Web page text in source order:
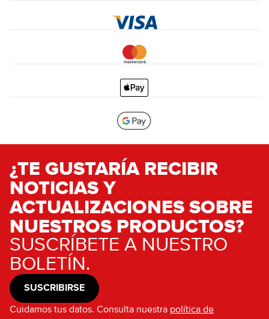
¿TE GUSTARÍA RECIBIR
NOTICIAS Y
ACTUALIZACIONES SOBRE
NUESTROS PRODUCTOS?
SUSCRÍBETE A NUESTRO
BOLETÍN.
SUSCRIBIRSE
Cuidamos tus datos. Consulta nuestra política de